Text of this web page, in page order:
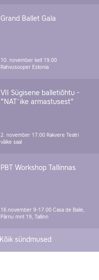
Grand Ballet Gala
10. november kell 19.00
Rahvusooper Estonia
VII Sügisene balletiõhtu -
"NAT´ike armastusest"
2. november 17.00 Rakvere Teatri
väike saal
PBT Workshop Tallinnas
16.november 9-17.00 Casa de Baile,
Pärnu mnt 19, Tallinn
Kõik sündmused